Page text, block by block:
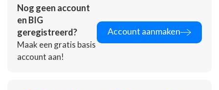
Nog geen account
en BIG
geregistreerd?
Maak een gratis basis
account aan!
Account aanmaken